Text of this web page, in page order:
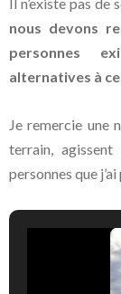
nous devons
personnes
alternatives à
Je remercie une
terrain,
personnes que